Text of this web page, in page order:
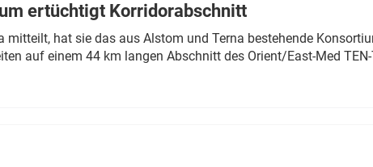
ertüchtigt Korridorabschnitt
mitteilt, hat sie das aus Alstom und Terna bestehende
auf einem 44 km langen Abschnitt des Orient/East-Med